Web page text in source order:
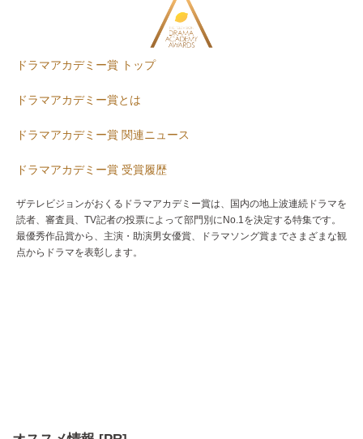
ドラマアカデミー賞 トップ
ドラマアカデミー賞とは
ドラマアカデミー賞 関連ニュース
ドラマアカデミー賞 受賞履歴
ザテレビジョンがおくるドラマアカデミー賞は、国内の地上波連続ドラマを
読者、審査員、TV記者の投票によって部門別にNo.1を決定する特集です。
最優秀作品賞から、主演・助演男女優賞、ドラマソング賞までさまざまな観
点からドラマを表彰します。